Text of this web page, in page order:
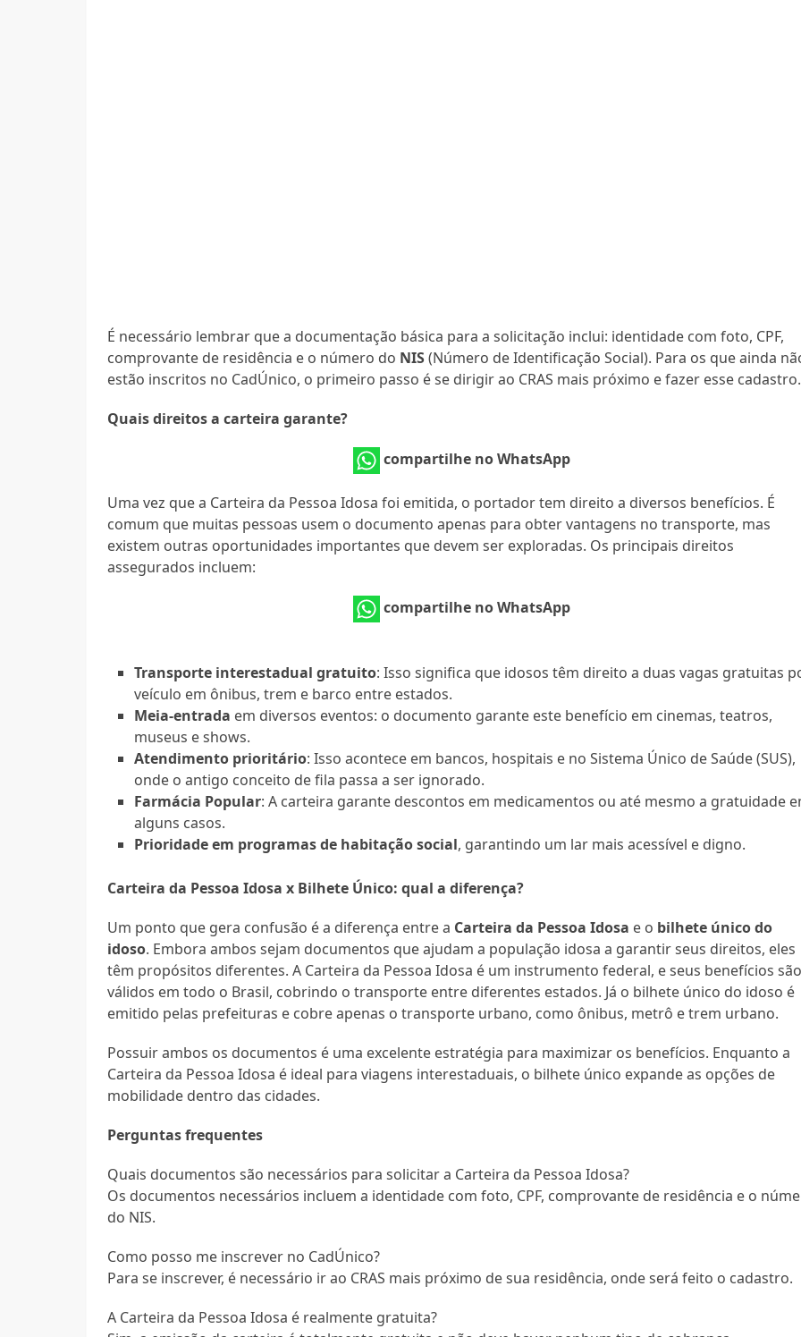
É necessário lembrar que a documentação básica para a solicitação inclui: identidade com foto, CPF,
comprovante de residência e o número do NIS(Número de Identificação Social). Para os que ainda
estão inscritos no CadÚnico, o primeiro passo é se dirigir ao CRAS mais próximo e fazer esse cadastro.
Quais direitos a carteira garante?
compartilhe no WhatsApp
Uma vez que a Carteira da Pessoa Idosa foi emitida, o portador tem direito a diversos benefícios. É
comum que muitas pessoas usem o documento apenas para obter vantagens no transporte, mas
existem outras oportunidades importantes que devem ser exploradas. Os principais direitos
assegurados incluem:
compartilhe no WhatsApp
Transporte interestadual gratuito: Isso significa que idosos têm direito a duas vagas gratuitas
veículo em ônibus, trem e barco entre estados.
Meia-entrada em diversos eventos: o documento garante este benefício em cinemas, teatros,
museus e shows.
Atendimento prioritário: Isso acontece em bancos, hospitais e no Sistema Único de Saúde (SUS),
onde o antigo conceito de fila passa a ser ignorado.
Farmácia Popular: A carteira garante descontos em medicamentos ou até mesmo a gratuidade
alguns casos.
Prioridade em programas de habitação social, garantindo um lar mais acessível e digno.
Carteira da Pessoa Idosa x Bilhete Único: qual a diferença?
Um ponto que gera confusão é a diferença entre a Carteira da Pessoa Idosa e o bilhete único do
idoso. Embora ambos sejam documentos que ajudam a população idosa a garantir seus direitos, eles
têm propósitos diferentes. A Carteira da Pessoa Idosa é um instrumento federal, e seus benefícios
válidos em todo o Brasil, cobrindo o transporte entre diferentes estados. Já o bilhete único do idoso é
emitido pelas prefeituras e cobre apenas o transporte urbano, como ônibus, metrô e trem urbano.
Possuir ambos os documentos é uma excelente estratégia para maximizar os benefícios. Enquanto a
Carteira da Pessoa Idosa é ideal para viagens interestaduais, o bilhete único expande as opções de
mobilidade dentro das cidades.
Perguntas frequentes
Quais documentos são necessários para solicitar a Carteira da Pessoa Idosa?
Os documentos necessários incluem a identidade com foto, CPF, comprovante de residência e o
do NIS.
Como posso me inscrever no CadÚnico?
Para se inscrever, é necessário ir ao CRAS mais próximo de sua residência, onde será feito o cadastro.
A Carteira da Pessoa Idosa é realmente gratuita?